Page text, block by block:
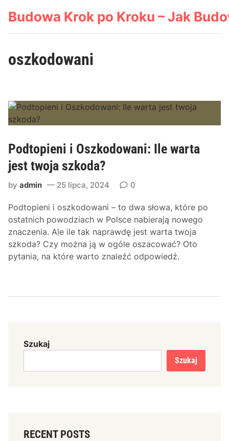
Budowa Krok po Kroku – Jak
oszkodowani
Podtopieni i Oszkodowani: Ile warta
jest twoja szkoda?
byadmin 25 lipca, 2024 0
Podtopieni i oszkodowani – to dwa słowa, które po
ostatnich powodziach w Polsce nabierają nowego
znaczenia. Ale ile tak naprawdę jest warta twoja
szkoda? Czy można ją w ogóle oszacować? Oto
pytania, na które warto znaleźć odpowiedź.
Szukaj
Szukaj
RECENT POSTS